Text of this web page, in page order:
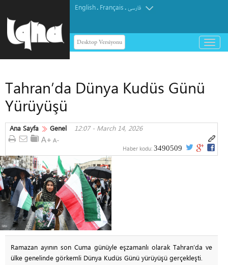
English. Français.فارسی
Desktop Versiyonu
باز
و
Tahran’da Dünya Kudüs Günü
Yürüyüşü
Ana Sayfa Genel 12:07 - March 14, 2026
Haber kodu: 3490509
Ramazan ayının son Cuma günüyle eşzamanlı olarak Tahran’da ve
ülke genelinde görkemli Dünya Kudüs Günü yürüyüşü gerçekleşti.